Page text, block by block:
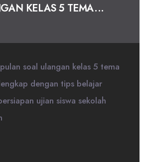
KELAS 5 TEMA...
soal ulangan kelas 5 tema
dengan tips belajar
ujian siswa sekolah